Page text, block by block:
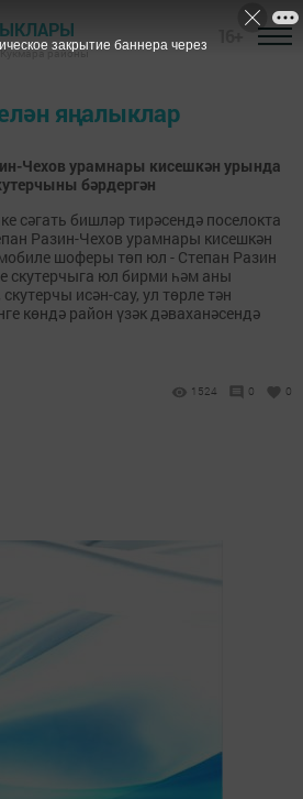
Кукмара районы
яңалыклар
Чехов урамнары кисешкән урында
бәрдергән
сәгать бишләр тирәсендә поселокта
Разин-Чехов урамнары кисешкән
шоферы төп юл - Степан Разин
скутерчыга юл бирми һәм аны
исән-сау, ул төрле тән
көндә район үзәк дәваханәсендә
1524 0 0
закрытие баннера через